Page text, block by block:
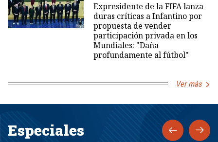
Expresidente de la FIFA lanza
duras críticas a Infantino por
propuesta de vender
participación privada en los
Mundiales: "Daña
profundamente al fútbol"
Ver más
Especiales